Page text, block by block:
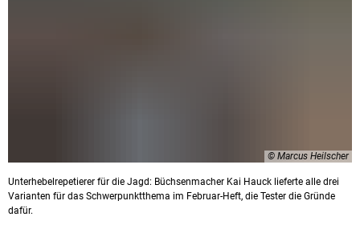
© Marcus Heilscher
Unterhebelrepetierer für die Jagd: Büchsenmacher Kai Hauck lieferte alle drei
Varianten für das Schwerpunktthema im Februar-Heft, die Tester die Gründe
dafür.